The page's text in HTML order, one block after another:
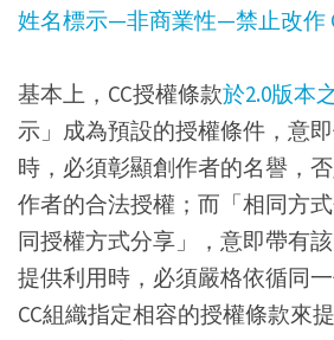
姓名標示—非商業性—禁止改作
基本上，CC授權條款於2.0版本
示」成為預設的授權條件，意
時，必須彰顯創作者的名譽，
作者的合法授權；而「相同方
同授權方式分享」，意即帶有
提供利用時，必須嚴格依循同
CC組織指定相容的授權條款來